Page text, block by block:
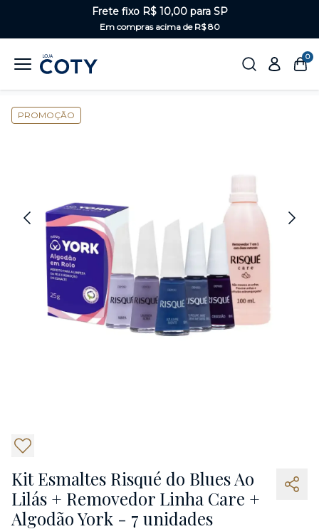
Frete fixo R$ 10,00 para SP
Em compras acima de R$ 80
0
PROMOÇÃO
Kit Esmaltes Risqué do Blues Ao
Lilás + Removedor Linha Care +
Algodão York - 7 unidades